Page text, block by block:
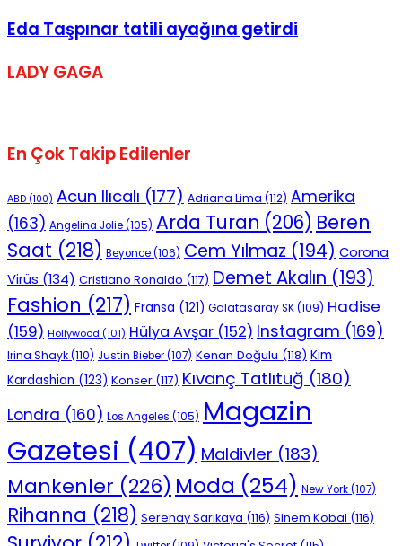
Eda Taşpınar tatili ayağına getirdi
LADY GAGA
En Çok Takip Edilenler
ABD (100) Acun Ilıcalı (177) Adriana Lima (112) Amerika
(163) Angelina Jolie(105) Arda Turan (206) Beren
Saat (218) Beyonce(106) Cem Yılmaz (194) Corona
Virüs (134) Cristiano Ronaldo (117) Demet Akalın (193)
Fashion (217) Fransa (121) Galatasaray SK(109) Hadise
(159) Hollywood (101) Hülya Avşar (152) Instagram (169)
Irina Shayk(110) Justin Bieber(107) Kenan Doğulu (118) Kim
Kardashian (123) Konser (117) Kıvanç Tatlıtuğ (180)
Londra (160) Los Angeles (105) Magazin
Gazetesi (407) Maldivler (183)
Mankenler (226) Moda (254) New York(107)
Rihanna (218) Serenay Sarıkaya (116) Sinem Kobal (116)